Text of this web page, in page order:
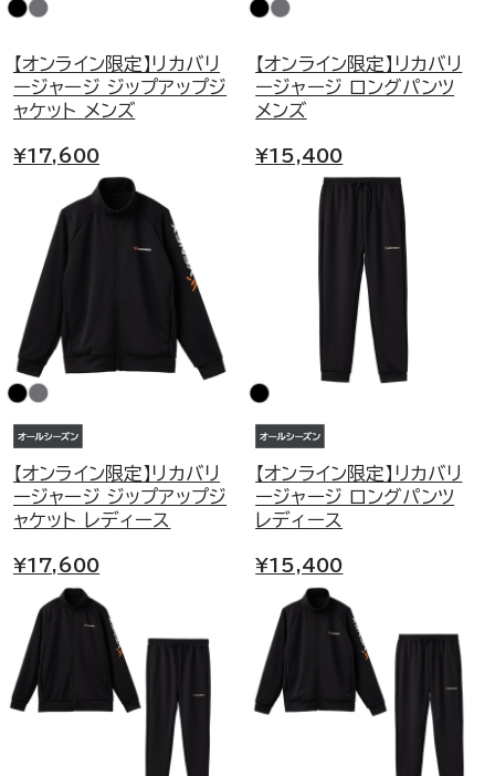
【オンライン限定】リカバリ
ージャージ ジップアップジ
ャケット メンズ
¥17,600
【オンライン限定】リカバリ
ージャージ ロングパンツ
メンズ
¥15,400
【オンライン限定】リカバリ
ージャージ ジップアップジ
ャケット レディース
¥17,600
【オンライン限定】リカバリ
ージャージ ロングパンツ
レディース
¥15,400